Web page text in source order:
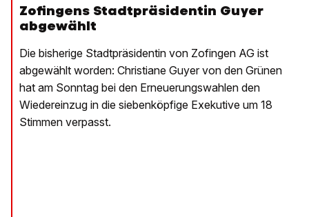
Zofingens Stadtpräsidentin Guyer
abgewählt
Die bisherige Stadtpräsidentin von Zofingen AG ist
abgewählt worden: Christiane Guyer von den Grünen
hat am Sonntag bei den Erneuerungswahlen den
Wiedereinzug in die siebenköpfige Exekutive um 18
Stimmen verpasst.